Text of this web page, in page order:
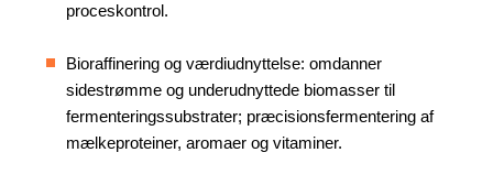
proceskontrol.
Bioraffinering og værdiudnyttelse: omdanner
sidestrømme og underudnyttede biomasser til
fermenteringssubstrater; præcisionsfermentering af
mælkeproteiner, aromaer og vitaminer.